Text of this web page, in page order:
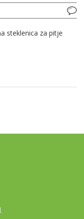
steklenica za pitje